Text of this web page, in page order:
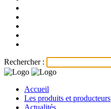
Rechercher :
Accueil
Les produits et producteurs
Actualités